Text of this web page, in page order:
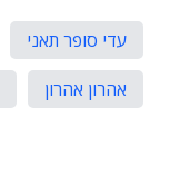
עדי סופר תאני
אהרון אהרון